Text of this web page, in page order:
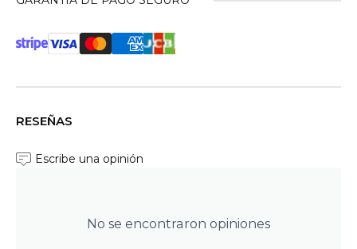
RESEÑAS
No se encontraron opiniones
Escribe una opinión